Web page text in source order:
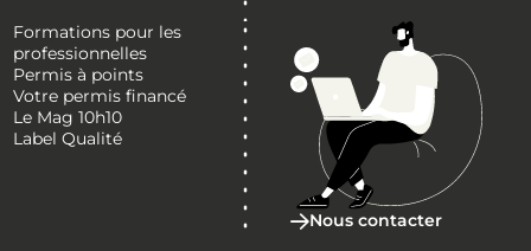
Formations pour les
professionnelles
Permis à points
Votre permis financé
Le Mag 10h10
Label Qualité
Nous contacter